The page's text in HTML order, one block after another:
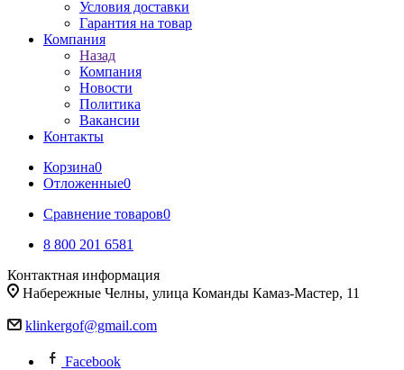
Условия доставки
Гарантия на товар
Компания
Назад
Компания
Новости
Политика
Вакансии
Контакты
Корзина0
Отложенные0
Сравнение товаров0
8 800 201 6581
Контактная информация
Набережные Челны, улица Команды Камаз-Мастер, 11
klinkergof@gmail.com
Facebook